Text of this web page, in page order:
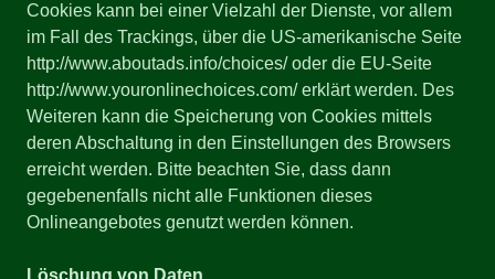
Cookies kann bei einer Vielzahl der Dienste, vor allem
im Fall des Trackings, über die US-amerikanische Seite
http://www.aboutads.info/choices/ oder die EU-Seite
http://www.youronlinechoices.com/ erklärt werden. Des
Weiteren kann die Speicherung von Cookies mittels
deren Abschaltung in den Einstellungen des Browsers
erreicht werden. Bitte beachten Sie, dass dann
gegebenenfalls nicht alle Funktionen dieses
Onlineangebotes genutzt werden können.
Löschung von Daten